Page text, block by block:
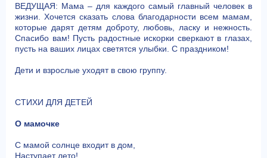
ВЕДУЩАЯ: Мама – для каждого самый главный человек в
жизни. Хочется сказать слова благодарности всем мамам,
которые дарят детям доброту, любовь, ласку и нежность.
Спасибо вам! Пусть радостные искорки сверкают в глазах,
пусть на ваших лицах светятся улыбки. С праздником!
Дети и взрослые уходят в свою группу.
СТИХИ ДЛЯ ДЕТЕЙ
О мамочке
С мамой солнце входит в дом,
Наступает лето!